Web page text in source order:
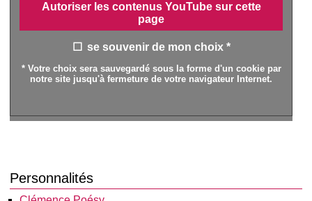
Autoriser les contenus YouTube sur cette
page
se souvenir de mon choix *
* Votre choix sera sauvegardé sous la forme d'un cookie par
notre site jusqu'à fermeture de votre navigateur Internet.
Personnalités